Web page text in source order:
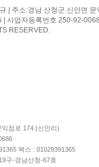
| 주소:경남 산청군 신안면
| 사업자등록번호 250-92-
RESERVED.
점로 174 (신안리)
팩스 : 01029391365
구-경남산청-67호